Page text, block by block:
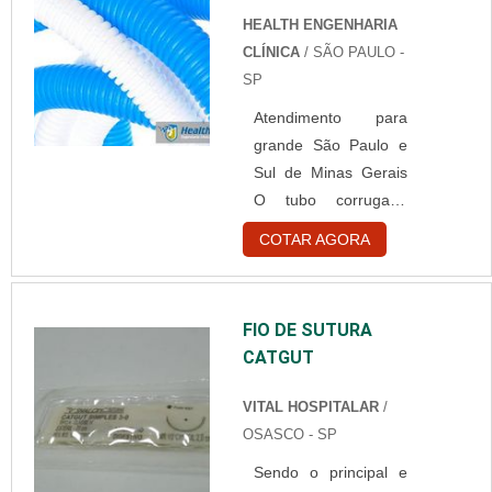
manutenção de
equipamentos
hospitalares SP.
Detalhes importantes
do serviço As
manutenções em
equipamentos
ser feitas de dois
modos diferentes. O
responsável ....
HEALTH ENGENHARIA
CLÍNICA / SÃO PAULO -
SP
Atendimento para
grande São Paulo e
Sul de Minas Gerais
O tubo corrugado
médico é um produto
aplicável a
diversificados e
procedimentos
médico-hospitalares.
da área da saúde
COTAR AGORA
FIO DE SUTURA
CATGUT
VITAL HOSPITALAR /
OSASCO - SP
Sendo o principal e